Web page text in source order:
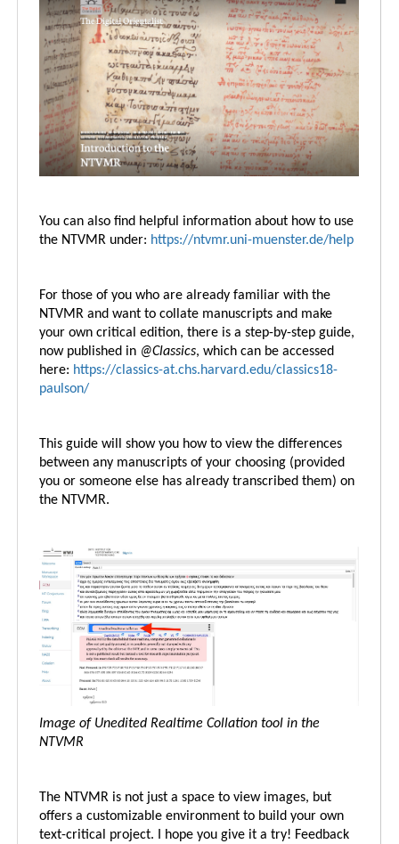
You can also find helpful information about how to use
the NTVMR under: https://ntvmr.uni-muenster.de/help
For those of you who are already familiar with the
NTVMR and want to collate manuscripts and make
your own critical edition, there is a step-by-step guide,
now published in @Classics, which can be accessed
here: https://classics-at.chs.harvard.edu/classics18-
paulson/
This guide will show you how to view the differences
between any manuscripts of your choosing (provided
you or someone else has already transcribed them) on
the NTVMR.
Image of Unedited Realtime Collation tool in the
NTVMR
The NTVMR is not just a space to view images, but
offers a customizable environment to build your own
text-critical project. I hope you give it a try! Feedback